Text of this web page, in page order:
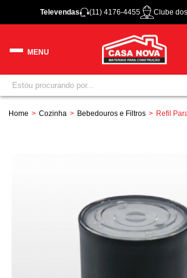
Televendas (11) 4176-4455 Clube
Home Cozinha Bebedouros e Filtros Refil